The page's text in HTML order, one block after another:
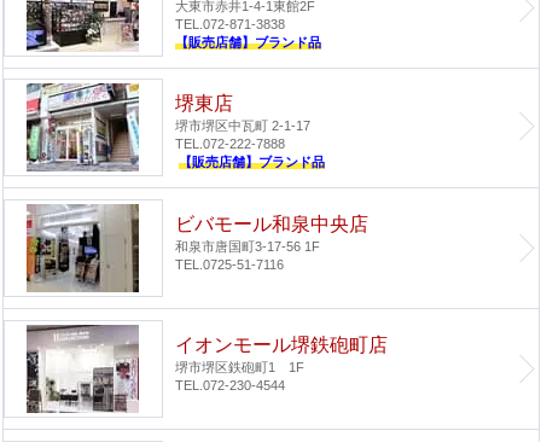
大東市赤井1-4-1東館2F
TEL.072-871-3838
【販売店舗】ブランド品
堺東店
堺市堺区中瓦町 2-1-17
TEL.072-222-7888
【販売店舗】ブランド品
ビバモール和泉中央店
和泉市唐国町3-17-56 1F
TEL.0725-51-7116
イオンモール堺鉄砲町店
堺市堺区鉄砲町1 1F
TEL.072-230-4544